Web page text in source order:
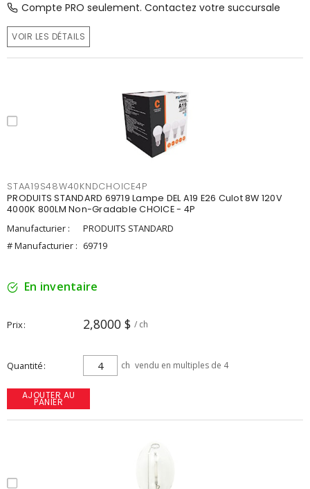
Compte PRO seulement. Contactez votre succursale
VOIR LES DÉTAILS
STAA19S48W40KNDCHOICE4P
PRODUITS STANDARD 69719 Lampe DEL A19 E26 Culot 8W 120V
4000K 800LM Non-Gradable CHOICE - 4P
Manufacturier :
PRODUITS STANDARD
# Manufacturier : 69719
En inventaire
Prix 2,8000 $ / ch
Quantité ch vendu en multiples de 4
AJOUTER AU
PANIER